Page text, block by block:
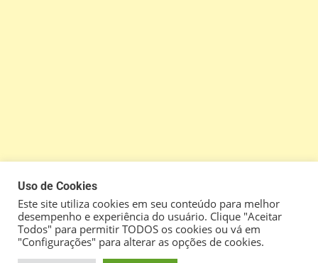
Uso de Cookies
Este site utiliza cookies em seu conteúdo para melhor
desempenho e experiência do usuário. Clique "Aceitar
Todos" para permitir TODOS os cookies ou vá em
"Configurações" para alterar as opções de cookies.